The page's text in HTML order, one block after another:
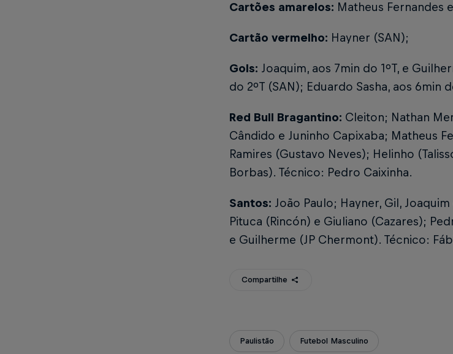
Cartões amarelos: Matheus Fernandes
Cartão vermelho: Hayner (SAN);
Gols: Joaquim, aos 7min do 1ºT, e
do 2ºT (SAN); Eduardo Sasha, aos 6min
Red Bull Bragantino: Cleiton; Nathan
Cândido e Juninho Capixaba; Matheus
Ramires (Gustavo Neves); Helinho
Borbas). Técnico: Pedro Caixinha.
Santos: João Paulo; Hayner, Gil,
Pituca (Rincón) e Giuliano (Cazares);
e Guilherme (JP Chermont). Técnico:
Compartilhe
Paulistão Futebol Masculino